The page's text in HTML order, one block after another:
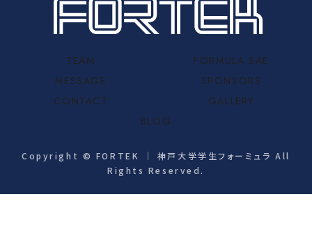
TEAM
FORMULA SAE
MESSAGE
SPONSORS
CONTACT
GALLERY
BLOG
Copyright © FORTEK ｜ 神戸大学学生フォーミュラ All
Rights Reserved.